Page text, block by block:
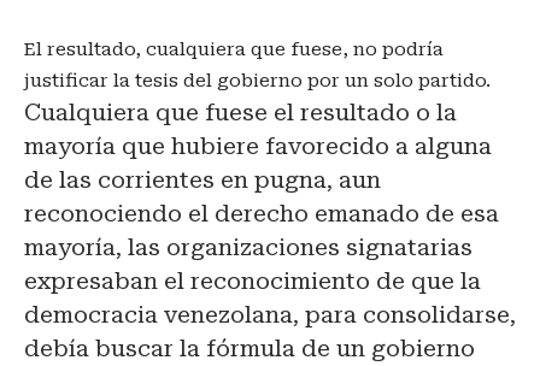
El resultado, cualquiera que fuese, no podría
justificar la tesis del gobierno por un solo partido.
Cualquiera que fuese el resultado o la
mayoría que hubiere favorecido a alguna
de las corrientes en pugna, aun
reconociendo el derecho emanado de esa
mayoría, las organizaciones signatarias
expresaban el reconocimiento de que la
democracia venezolana, para consolidarse,
debía buscar la fórmula de un gobierno